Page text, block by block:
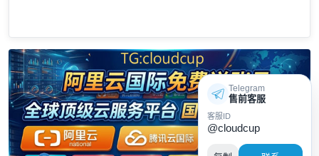
Telegram
售前客服
客服ID
@cloudcup